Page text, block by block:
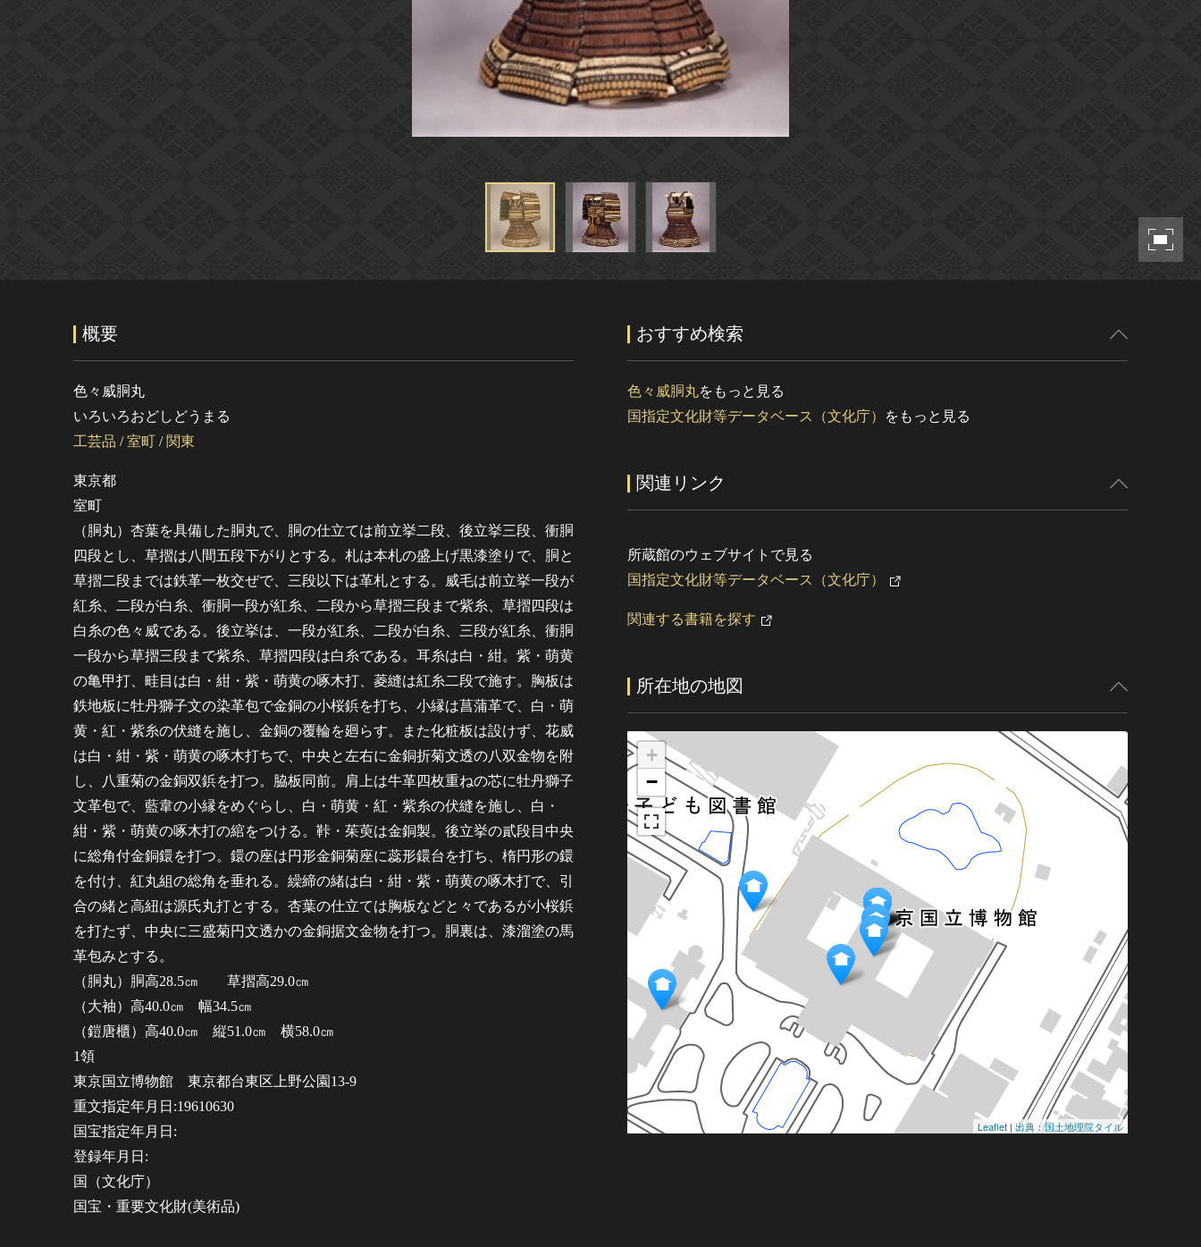
概要
色々威胴丸
いろいろおどしどうまる
工芸品 /室町 / 関東
東京都
室町
（胴丸）杏葉を具備した胴丸で、胴の仕立ては前立挙二段、後立挙三段、衝胴
四段とし、草摺は八間五段下がりとする。札は本札の盛上げ黒漆塗りで、胴と
草摺二段までは鉄革一枚交ぜで、三段以下は革札とする。威毛は前立挙一段が
紅糸、二段が白糸、衝胴一段が紅糸、二段から草摺三段まで紫糸、草摺四段は
白糸の色々威である。後立挙は、一段が紅糸、二段が白糸、三段が紅糸、衝胴
一段から草摺三段まで紫糸、草摺四段は白糸である。耳糸は白・紺。紫・萌黄
の亀甲打、畦目は白・紺・紫・萌黄の啄木打、菱縫は紅糸二段で施す。胸板は
鉄地板に牡丹獅子文の染革包で金銅の小桜鋲を打ち、小縁は菖蒲革で、白・萌
黄・紅・紫糸の伏縫を施し、金銅の覆輪を廻らす。また化粧板は設けず、花威
は白・紺・紫・萌黄の啄木打ちで、中央と左右に金銅折菊文透の八双金物を附
し、八重菊の金銅双鋲を打つ。脇板同前。肩上は牛革四枚重ねの芯に牡丹獅子
文革包で、藍韋の小縁をめぐらし、白・萌黄・紅・紫糸の伏縫を施し、白・
紺・紫・萌黄の啄木打の綰をつける。鞐・茱萸は金銅製。後立挙の貳段目中央
に総角付金銅鐶を打つ。鐶の座は円形金銅菊座に蕊形鐶台を打ち、楕円形の鐶
を付け、紅丸組の総角を垂れる。繰締の緒は白・紺・紫・萌黄の啄木打で、引
合の緒と高紐は源氏丸打とする。杏葉の仕立ては胸板などと々であるが小桜鋲
を打たず、中央に三盛菊円文透かの金銅据文金物を打つ。胴裏は、漆溜塗の馬
革包みとする。
（胴丸）胴高28.5㎝ 草摺高29.0㎝
（大袖）高40.0㎝ 幅34.5㎝
（鎧唐櫃）高40.0㎝ 縦51.0㎝ 横58.0㎝
1領
東京国立博物館 東京都台東区上野公園13-9
重文指定年月日:19610630
国宝指定年月日:
登録年月日:
国（文化庁）
国宝・重要文化財(美術品)
おすすめ検索
色々威胴丸をもっと見る
国指定文化財等データベース（文化庁）
をもっと見る
関連リンク
所蔵館のウェブサイトで見る
国指定文化財等データベース（文化庁）
関連する書籍を探す
所在地の地図
+
−
Leaflet | 出典：国土地理院タイル